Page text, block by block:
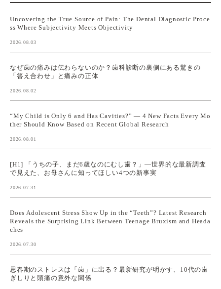
Uncovering the True Source of Pain: The Dental Diagnostic Proce
ss Where Subjectivity Meets Objectivity
2026.08.03
なぜ歯の痛みは伝わらないのか？歯科診断の裏側にある驚きの
「答え合わせ」と痛みの正体
2026.08.02
“My Child is Only 6 and Has Cavities?” — 4 New Facts Every Mo
ther Should Know Based on Recent Global Research
2026.08.01
[H1] 「うちの子、まだ6歳なのにむし歯？」—世界的な最新調査
で見えた、お母さんに知ってほしい4つの新事実
2026.07.31
Does Adolescent Stress Show Up in the “Teeth”? Latest Research
Reveals the Surprising Link Between Teenage Bruxism and Heada
ches
2026.07.30
思春期のストレスは「歯」に出る？最新研究が明かす、10代の歯
ぎしりと頭痛の意外な関係